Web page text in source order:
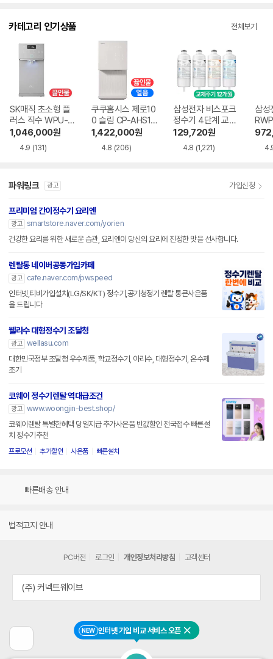
NEW 인터넷 가입 비교 서비스 오픈 닫기
카테고리 인기상품 전체보기
SK매직 초소형 플
러스 직수 WPU-J
AC115SNS
1,046,000원
4.9 (131)
쿠쿠홈시스 제로10
0 슬림 CP-AHS10
0HEW
1,422,000원
4.8 (206)
삼성전자 비스포크
정수기 4단계 교체
용 정수필터 HAF-
HIN
129,720원
4.8 (1,221)
삼성
파워링크 광고 가입신청
프리미엄 간이정수기 요리엔
광고 smartstore.naver.com/yorien
건강한 요리를 위한 새로운 습관, 요리엔이 당신의 요리에 진정한 맛을 선사합니다.
렌탈통 네이버공동가입카페
광고
cafe.naver.com/pwspeed
인터넷,티비가입설치(LG/SK/KT) 정수기,공기청정기 렌탈 통큰사은품
을 드립니다
웰라수 대형정수기 조달청
광고 wellasu.com
대한민국정부 조달청 우수제품, 학교정수기, 아리수, 대형정수기, 온수제
조기
코웨이 정수기렌탈 역대급조건
광고 www.woongjin-best.shop/
코웨이렌탈 특별한혜택 당일지급 추가사은품 반값할인 전국접수 빠른설
치 정수기추천
프로모션 추가할인 사은품 빠른설치
빠른배송 안내
법적고지 안내
전
PC버전 로그인 개인정보처리방침 고객센터
(주) 커넥트웨이브